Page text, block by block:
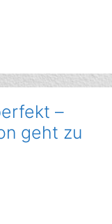
–
geht zu